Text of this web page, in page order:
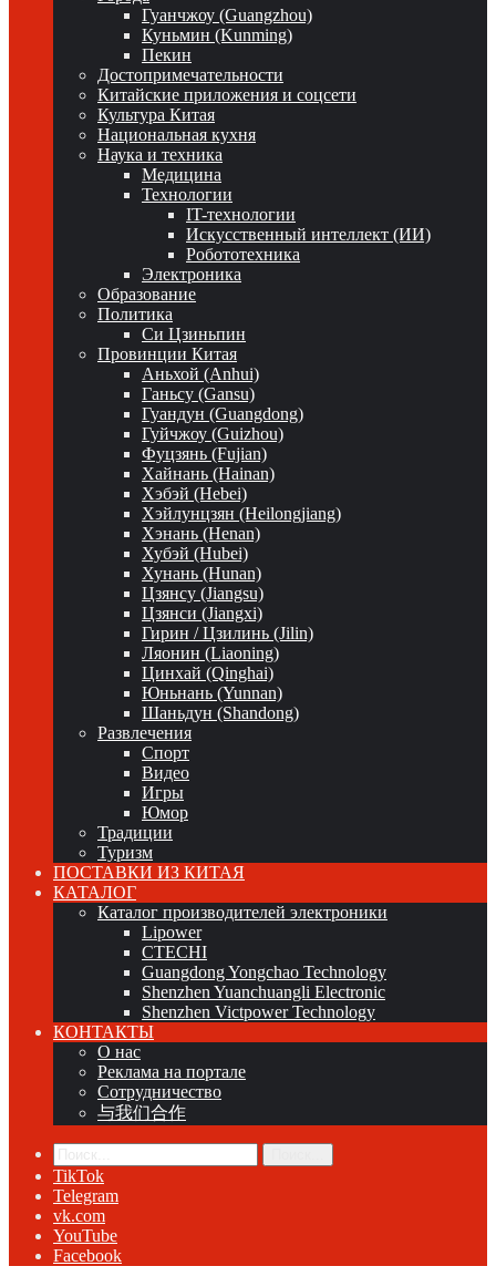
Гуанчжоу (Guangzhou)
Куньмин (Kunming)
Пекин
Достопримечательности
Китайские приложения и соцсети
Культура Китая
Национальная кухня
Наука и техника
Медицина
Технологии
IT-технологии
Искусственный интеллект (ИИ)
Робототехника
Электроника
Образование
Политика
Си Цзиньпин
Провинции Китая
Аньхой (Anhui)
Ганьсу (Gansu)
Гуандун (Guangdong)
Гуйчжоу (Guizhou)
Фуцзянь (Fujian)
Хайнань (Hainan)
Хэбэй (Hebei)
Хэйлунцзян (Heilongjiang)
Хэнань (Henan)
Хубэй (Hubei)
Хунань (Hunan)
Цзянсу (Jiangsu)
Цзянси (Jiangxi)
Гирин / Цзилинь (Jilin)
Ляонин (Liaoning)
Цинхай (Qinghai)
Юньнань (Yunnan)
Шаньдун (Shandong)
Развлечения
Спорт
Видео
Игры
Юмор
Традиции
Туризм
ПОСТАВКИ ИЗ КИТАЯ
КАТАЛОГ
Каталог производителей электроники
Lipower
CTECHI
Guangdong Yongchao Technology
Shenzhen Yuanchuangli Electronic
Shenzhen Victpower Technology
КОНТАКТЫ
О нас
Реклама на портале
Сотрудничество
与我们合作
TikTok
Telegram
vk.com
YouTube
Facebook